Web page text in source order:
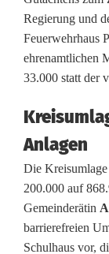
b
e
i
t
u
n
d
v
Regierung und
Feuerwehrhaus
ehrenamtlichen
33.000 statt der
Anlagen
Die
200.000 auf
Gemeinderätin
barrierefreien
Schulhaus vor,